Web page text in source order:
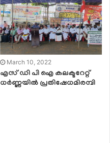
March 10, 2022
എസ് ഡി പി ഐ കലക്ടറേറ്റ്
ധർണ്ണയിൽ പ്രതിഷേധമിരമ്പി